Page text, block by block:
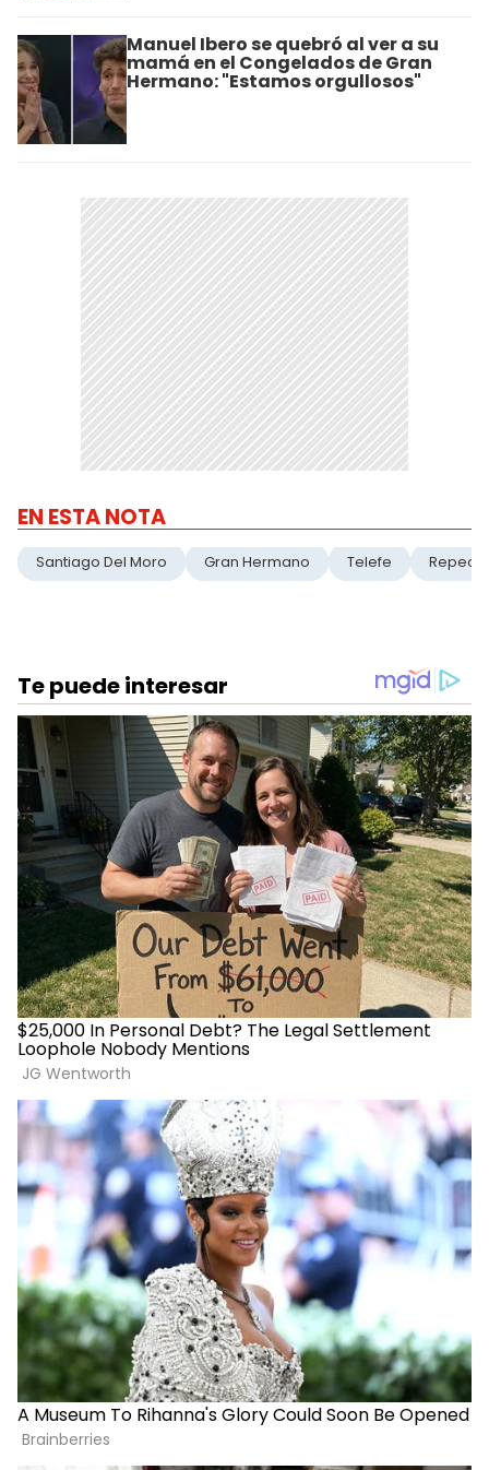
Manuel Ibero se quebró al ver a su
mamá en el Congelados de Gran
Hermano: "Estamos orgullosos"
EN ESTA NOTA
Santiago Del Moro Gran Hermano Telefe